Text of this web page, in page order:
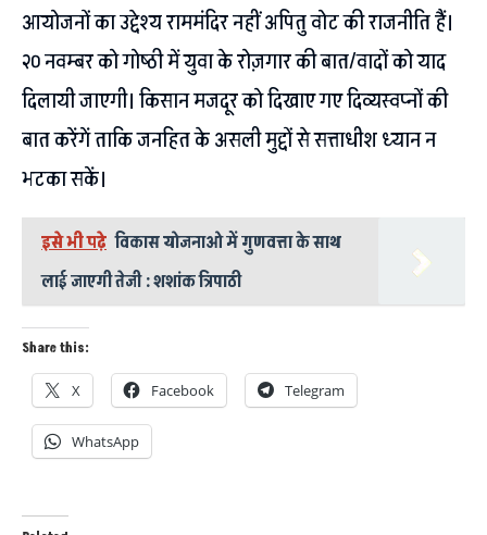
आयोजनों का उद्देश्य राममंदिर नहीं अपितु वोट की राजनीति हैं।
२० नवम्बर को गोष्ठी में युवा के रोज़गार की बात/वादों को याद
दिलायी जाएगी। किसान मजदूर को दिखाए गए दिव्यस्वप्नों की
बात करेंगें ताकि जनहित के असली मुद्दों से सत्ताधीश ध्यान न
भटका सकें।
इसे भी पढ़े विकास योजनाओ में गुणवत्ता के साथ
लाई जाएगी तेजी : शशांक त्रिपाठी
Share this:
X Facebook Telegram
WhatsApp